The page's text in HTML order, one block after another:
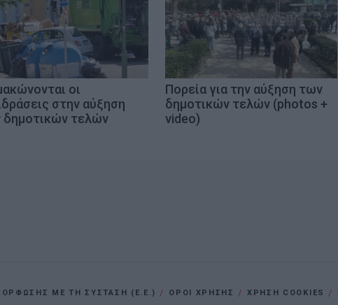
οι
στην αύξηση
δημοτικών τελών
Πορεία για την αύξηση των
δημοτικών τελών (photos +
video)
ΜΕ ΤΗ ΣΥΣΤΑΣΗ (Ε.Ε.) ΌΡΟΙ ΧΡΗΣΗΣ ΧΡΗΣΗ COOKIES